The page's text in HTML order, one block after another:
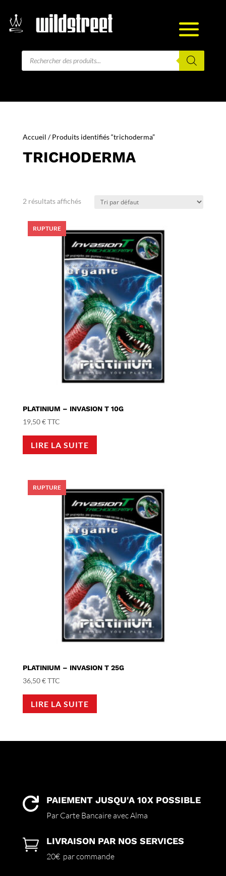
Recherche
Accueil / Produits identifiés “trichoderma”
TRICHODERMA
2 résultats affichés
PLATINIUM – INVASION T 10G
19,50€TTC
LIRE LA SUITE
PLATINIUM – INVASION T 25G
36,50€TTC
LIRE LA SUITE
 PAIEMENT JUSQU'A 10X POSSIBLE
Par Carte Bancaire avec Alma
 LIVRAISON PAR NOS SERVICES
20€ par commande